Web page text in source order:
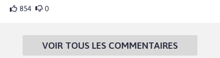
854 0
VOIR TOUS LES COMMENTAIRES